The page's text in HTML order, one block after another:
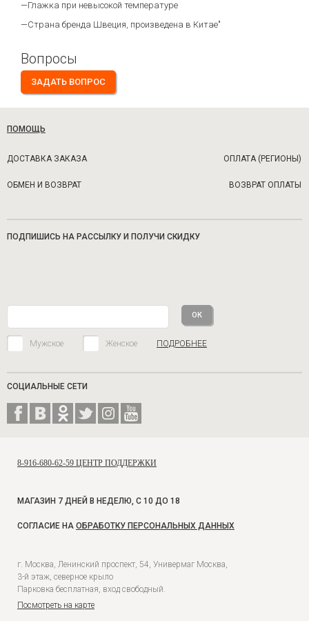
—Глажка при невысокой температуре
—Страна бренда Швеция, произведена в Китае"
Вопросы
ЗАДАТЬ ВОПРОС
ПОМОЩЬ
ДОСТАВКА ЗАКАЗА ОПЛАТА (РЕГИОНЫ)
ОБМЕН И ВОЗВРАТ ВОЗВРАТ ОПЛАТЫ
ПОДПИШИСЬ НА РАССЫЛКУ И ПОЛУЧИ СКИДКУ
Мужское Женское ПОДРОБНЕЕ
СОЦИАЛЬНЫЕ СЕТИ
8-916-680-62-59 ЦЕНТР ПОДДЕРЖКИ
МАГАЗИН 7 ДНЕЙ В НЕДЕЛЮ, С 10 ДО 18
СОГЛАСИЕ НА ОБРАБОТКУ ПЕРСОНАЛЬНЫХ ДАННЫХ
г. Москва, Ленинский проспект, 54, Универмаг Москва,
3-й этаж, северное крыло
Парковка бесплатная, вход свободный.
Посмотреть на карте